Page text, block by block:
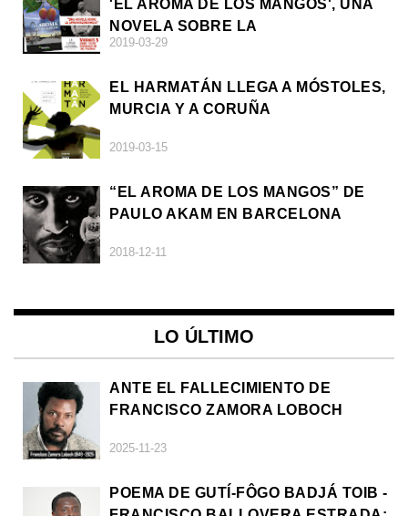
'EL AROMA DE LOS MANGOS', UNA
NOVELA SOBRE LA
AFRODESCENDENCIA
2019-03-29
EL HARMATÁN LLEGA A MÓSTOLES,
MURCIA Y A CORUÑA
2019-03-15
“EL AROMA DE LOS MANGOS” DE
PAULO AKAM EN BARCELONA
2018-12-11
LO ÚLTIMO
ANTE EL FALLECIMIENTO DE
FRANCISCO ZAMORA LOBOCH
2025-11-23
POEMA DE GUTÍ-FÔGO BADJÁ TOIB -